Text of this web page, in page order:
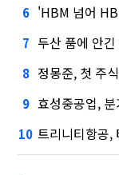
6 'HBM 넘어 HBF
7 두산 품에 안긴
8 정몽준, 첫 주
9 효성중공업,
10 트리니티항공,